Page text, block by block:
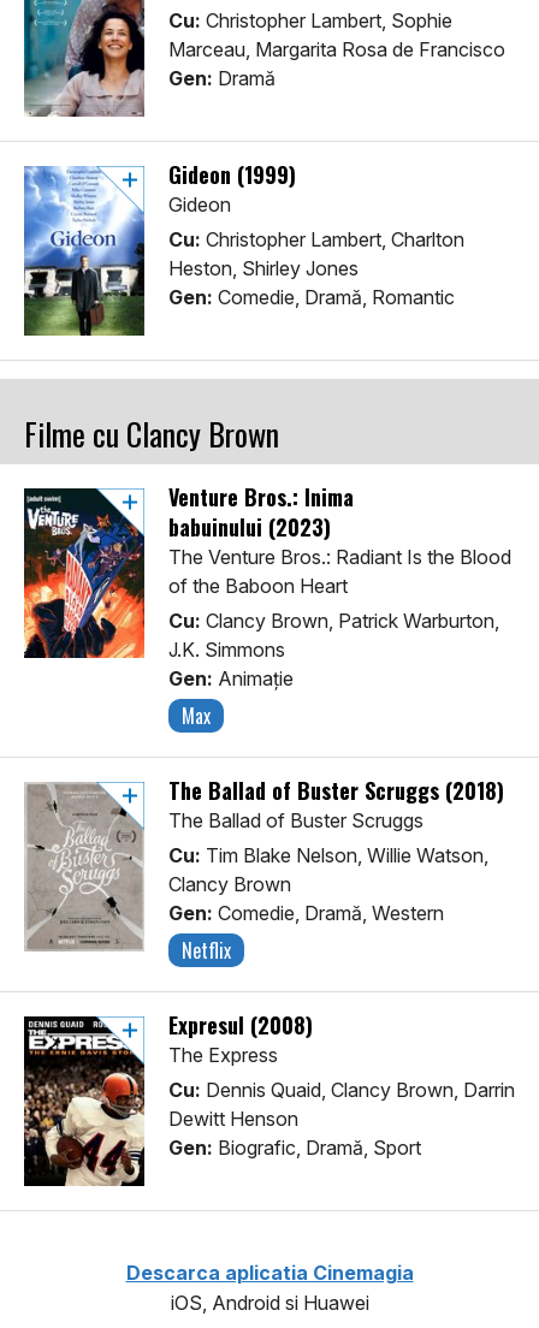
Cu: Christopher Lambert, Sophie
Marceau, Margarita Rosa de Francisco
Gen: Dramă
Gideon (1999)
Gideon
Cu: Christopher Lambert, Charlton
Heston, Shirley Jones
Gen: Comedie, Dramă, Romantic
Filme cu Clancy Brown
Venture Bros.: Inima
babuinului (2023)
The Venture Bros.: Radiant Is the Blood
of the Baboon Heart
Cu: Clancy Brown, Patrick Warburton,
J.K. Simmons
Gen: Animaţie
Max
The Ballad of Buster Scruggs (2018)
The Ballad of Buster Scruggs
Cu: Tim Blake Nelson, Willie Watson,
Clancy Brown
Gen: Comedie, Dramă, Western
Netflix
Expresul (2008)
The Express
Cu: Dennis Quaid, Clancy Brown, Darrin
Dewitt Henson
Gen: Biografic, Dramă, Sport
Descarca aplicatia Cinemagia
iOS, Android si Huawei